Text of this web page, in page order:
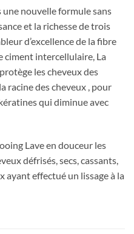
nouvelle formule sans
et la richesse de trois
d’excellence de la fibre
ciment intercellulaire, La
les cheveux des
racine des cheveux , pour
qui diminue avec
Lave en douceur les
défrisés, secs, cassants,
ayant effectué un lissage à la